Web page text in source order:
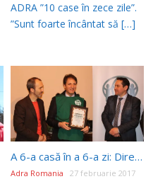
ADRA ”10 case în zece zile”.
”Sunt foarte încântat să […]
A 6-a casă în a 6-a zi: Directorul Executiv ADRA Europa inaugurează a 256-a casă construită de ADRA România
Adra Romania 27 februarie 2017